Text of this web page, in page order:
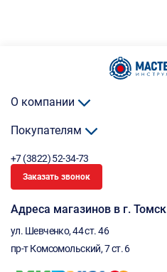
О компании
Покупателям
+7 (3822) 52-34-73
Заказать звонок
Адреса магазинов в г. Томск
ул. Шевченко, 44 ст. 46
пр-т Комсомольский, 7 ст. 6